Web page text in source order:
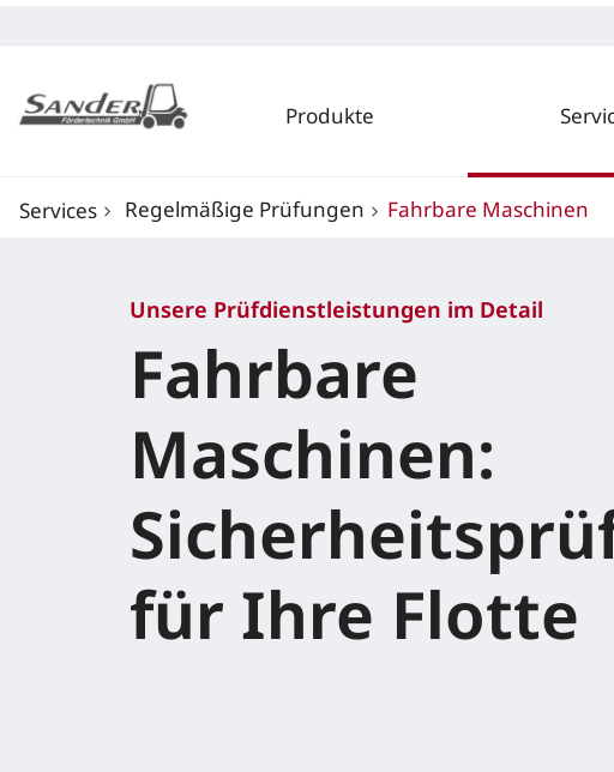
Produkte
Services Regelmäßige Prüfungen Fahrbare Maschinen
Unsere Prüfdienstleistungen im Detail
Fahrbare
Maschinen:
für Ihre Flotte